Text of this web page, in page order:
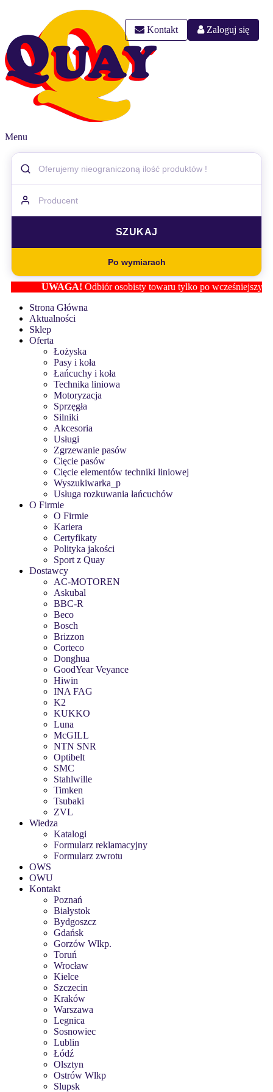
Kontakt Zaloguj się
Menu
Po wymiarach
UWAGA!Odbiór osobisty towaru tylko po wcześniejszym
Strona Główna
Aktualności
Sklep
Oferta
Łożyska
Pasy i koła
Łańcuchy i koła
Technika liniowa
Motoryzacja
Sprzęgła
Silniki
Akcesoria
Usługi
Zgrzewanie pasów
Cięcie pasów
Cięcie elementów techniki liniowej
Wyszukiwarka_p
Usługa rozkuwania łańcuchów
O Firmie
O Firmie
Kariera
Certyfikaty
Polityka jakości
Sport z Quay
Dostawcy
AC-MOTOREN
Askubal
BBC-R
Beco
Bosch
Brizzon
Corteco
Donghua
GoodYear Veyance
Hiwin
INA FAG
K2
KUKKO
Luna
McGILL
NTN SNR
Optibelt
SMC
Stahlwille
Timken
Tsubaki
ZVL
Wiedza
Katalogi
Formularz reklamacyjny
Formularz zwrotu
OWS
OWU
Kontakt
Poznań
Białystok
Bydgoszcz
Gdańsk
Gorzów Wlkp.
Toruń
Wrocław
Kielce
Szczecin
Kraków
Warszawa
Legnica
Sosnowiec
Lublin
Łódź
Olsztyn
Ostrów Wlkp
Slupsk